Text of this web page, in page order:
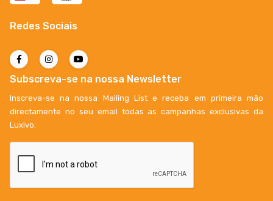
Redes Sociais
Subscreva-se na nossa Newsletter
Inscreva-se na nossa Mailing List e receba em primeira mão
directamente no seu email todas as campanhas exclusivas da
Luxivo.